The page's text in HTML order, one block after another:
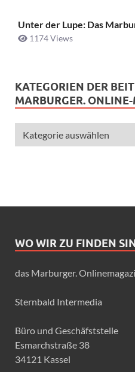
Unter der Lupe: Das
1174 Views
KATEGORIEN DER
MARBURGER.
WO WIR ZU FINDEN
das Marburger.
Sternbald Intermedia
Büro und Geschäfststelle
Esmarchstraße 38
34121 Kassel